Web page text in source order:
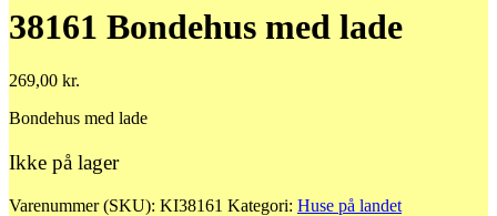
38161 Bondehus med lade
269,00 kr.
Bondehus med lade
Ikke på lager
Varenummer (SKU): KI38161 Kategori: Huse på landet